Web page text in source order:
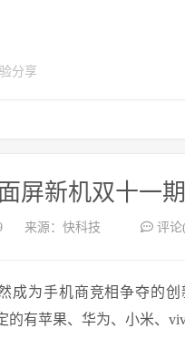
分享
屏新机双十一
来源：快科技 评论
成为手机商竞相争夺的
有苹果、华为、小米、